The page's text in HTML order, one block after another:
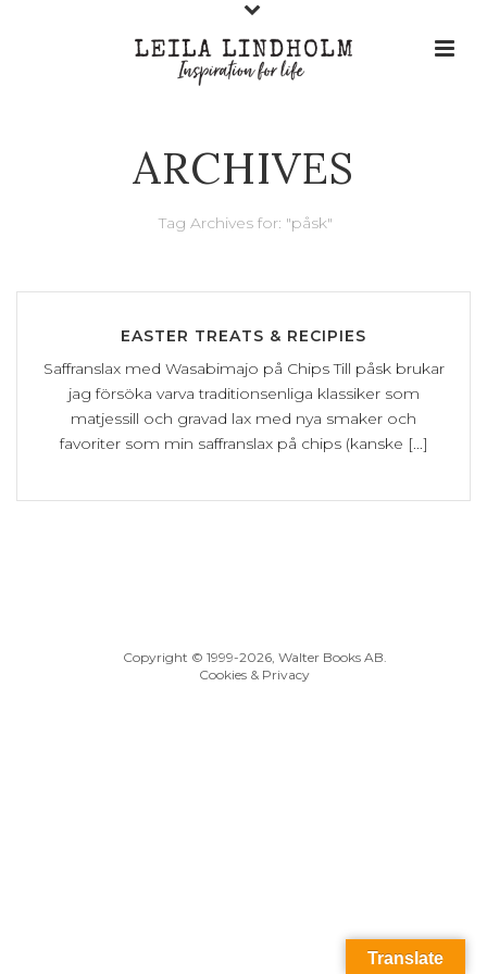
ARCHIVES
Tag Archives for: "påsk"
EASTER TREATS & RECIPIES
Saffranslax med Wasabimajo på Chips Till påsk brukar
jag försöka varva traditionsenliga klassiker som
matjessill och gravad lax med nya smaker och
favoriter som min saffranslax på chips (kanske [...]
Copyright © 1999-2026, Walter Books AB.
Cookies & Privacy
Translate